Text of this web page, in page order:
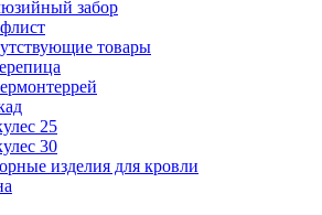
забор
товары
25
30
изделия для кровли